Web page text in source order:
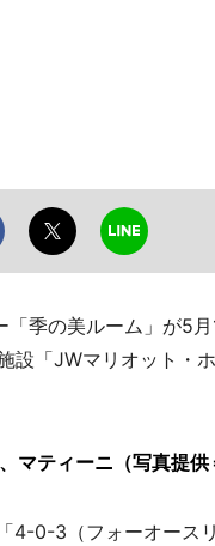
季の美ルーム」が5
設「JWマリオット・
マティーニ（写真提
0-3（フォーオース